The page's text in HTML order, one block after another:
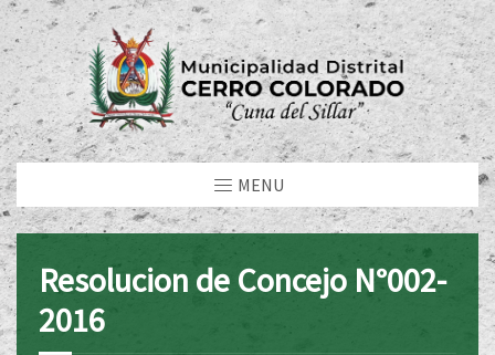
MENU
Resolucion de Concejo N°002-
2016